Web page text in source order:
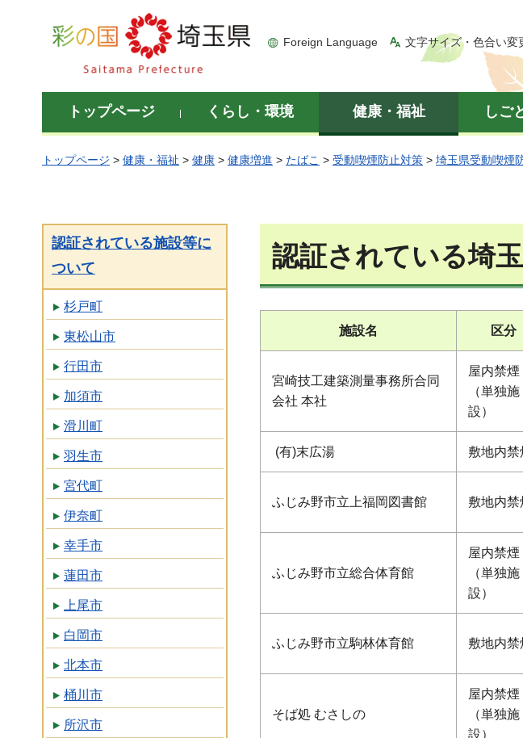
彩の国 埼玉県
Foreign Language 文字サイズ・色合い変
トップページ くらし・環境 健康・福祉 しご
トップページ > 健康・福祉 > 健康 > 健康増進 > たばこ > 受動喫煙防止対策 > 埼玉県受動喫煙
認証されている施設等に
ついて
杉戸町
東松山市
行田市
加須市
滑川町
羽生市
宮代町
伊奈町
幸手市
蓮田市
上尾市
白岡市
北本市
桶川市
所沢市
認証されている埼
施設名 区分
宮崎技工建築測量事務所合同
会社 本社
屋内禁煙
（単独施
設）
(有)末広湯 敷地内禁
ふじみ野市立上福岡図書館 敷地内禁
ふじみ野市立総合体育館
屋内禁煙
（単独施
設）
ふじみ野市立駒林体育館 敷地内禁
そば処 むさしの
屋内禁煙
（単独施
設）